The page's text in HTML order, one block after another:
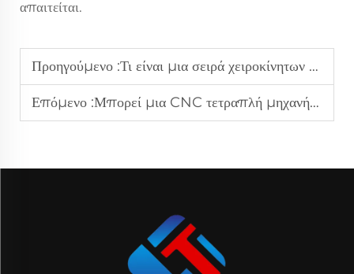
απαιτείται.
Προηγούμενο :Τι είναι μια σειρά χειροκίνητων μηχανών ευθυγράμμισης το 2026;
Επόμενο :Μπορεί μια CNC τετραπλή μηχανή ακριβούς οριζοντίωσης να χειριστεί διαφορετικά πάχη πλακών;